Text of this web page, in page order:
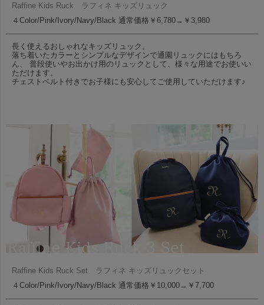
Raffine Kids Ruck ラフィネ キッズリュック
４Color/Pink/Ivory/Navy/Black 通常価格￥6,780→￥3,980
長く使えるおしゃれなキッズリュック。
落ち着いたカラーとシンプルなデザインで通園リュックにはもちろ
ん、 普段使いやお出かけ用のリュックとして、様々な用途でお使いい
ただけます。
チェストベルト付きでお子様にも安心してご使用していただけます♪
Raffine Kids Ruck Set ラフィネ キッズリュックセット
４Color/Pink/Ivory/Navy/Black 通常価格￥10,000→￥7,700